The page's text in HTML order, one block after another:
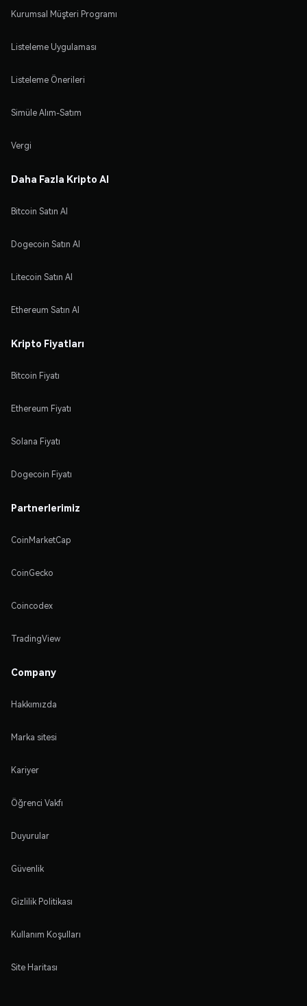
Kurumsal Müşteri Programı
Listeleme Uygulaması
Listeleme Önerileri
Simüle Alım-Satım
Vergi
Daha Fazla Kripto Al
Bitcoin Satın Al
Dogecoin Satın Al
Litecoin Satın Al
Ethereum Satın Al
Kripto Fiyatları
Bitcoin Fiyatı
Ethereum Fiyatı
Solana Fiyatı
Dogecoin Fiyatı
Partnerlerimiz
CoinMarketCap
CoinGecko
Coincodex
TradingView
Company
Hakkımızda
Marka sitesi
Kariyer
Öğrenci Vakfı
Duyurular
Güvenlik
Gizlilik Politikası
Kullanım Koşulları
Site Haritası